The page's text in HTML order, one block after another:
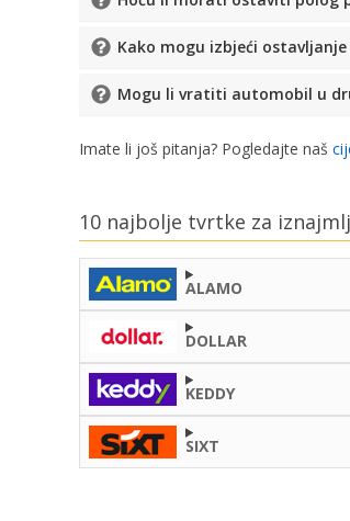
Kako mogu izbjeći
Mogu li vratiti automobil u
Imate li još pitanja? Pogledajte naš
10 najbolje tvrtke za
ALAMO
DOLLAR
KEDDY
SIXT